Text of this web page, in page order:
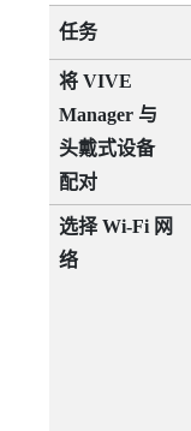
任务
将 VIVE
Manager与
头戴式设备
配对
选择Wi‍-Fi网
络